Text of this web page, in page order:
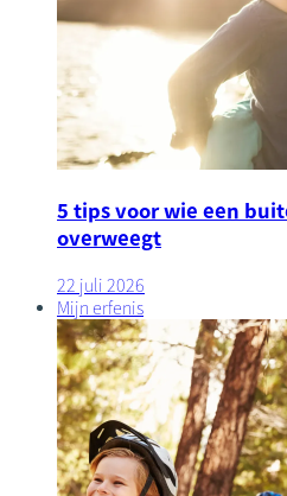
5 tips voor wie een
overweegt
22 juli 2026
Mijn erfenis